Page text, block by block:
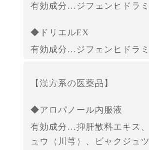
有効成分…ジフェンヒドラ
◆ドリエルEX
有効成分…ジフェンヒドラ
【漢方系の医薬品】
◆アロパノール内服液
有効成分…抑肝散料エキス
ュウ（川芎）、ビャクジュ